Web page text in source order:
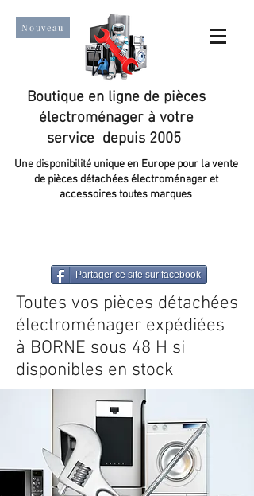
Nouveau
Boutique en ligne de pièces
électroménager à votre
service depuis 2005
Une disponibilité unique en Europe pour la vente
de pièces détachées électroménager et
accessoires toutes marques
Partager ce site sur facebook
Toutes vos pièces détachées
électroménager expédiées
à BORNE sous 48 H si
disponibles en stock